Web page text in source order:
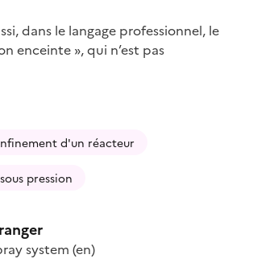
dans le langage professionnel, le
enceinte », qui n’est pas
d'un réacteur
pression
system (en)